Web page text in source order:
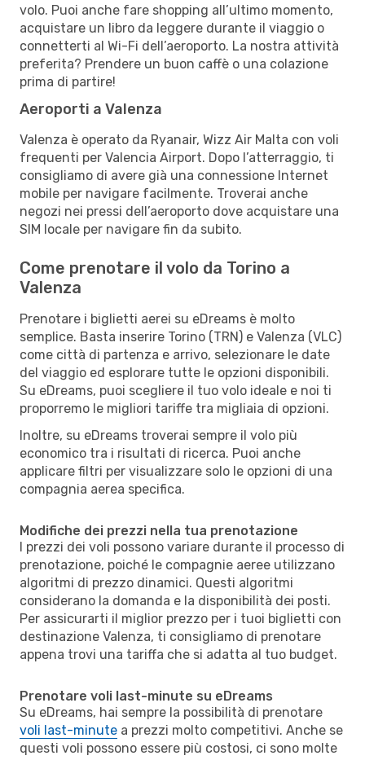
volo. Puoi anche fare shopping all’ultimo momento,
acquistare un libro da leggere durante il viaggio o
connetterti al Wi-Fi dell’aeroporto. La nostra attività
preferita? Prendere un buon caffè o una colazione
prima di partire!
Aeroporti a Valenza
Valenza è operato da Ryanair, Wizz Air Malta con voli
frequenti per Valencia Airport. Dopo l’atterraggio, ti
consigliamo di avere già una connessione Internet
mobile per navigare facilmente. Troverai anche
negozi nei pressi dell’aeroporto dove acquistare una
SIM locale per navigare fin da subito.
Come prenotare il volo da Torino a
Valenza
Prenotare i biglietti aerei su eDreams è molto
semplice. Basta inserire Torino (TRN) e Valenza (VLC)
come città di partenza e arrivo, selezionare le date
del viaggio ed esplorare tutte le opzioni disponibili.
Su eDreams, puoi scegliere il tuo volo ideale e noi ti
proporremo le migliori tariffe tra migliaia di opzioni.
Inoltre, su eDreams troverai sempre il volo più
economico tra i risultati di ricerca. Puoi anche
applicare filtri per visualizzare solo le opzioni di una
compagnia aerea specifica.
Modifiche dei prezzi nella tua prenotazione
I prezzi dei voli possono variare durante il processo di
prenotazione, poiché le compagnie aeree utilizzano
algoritmi di prezzo dinamici. Questi algoritmi
considerano la domanda e la disponibilità dei posti.
Per assicurarti il miglior prezzo per i tuoi biglietti con
destinazione Valenza, ti consigliamo di prenotare
appena trovi una tariffa che si adatta al tuo budget.
Prenotare voli last-minute su eDreams
Su eDreams, hai sempre la possibilità di prenotare
voli last-minute a prezzi molto competitivi. Anche se
questi voli possono essere più costosi, ci sono molte